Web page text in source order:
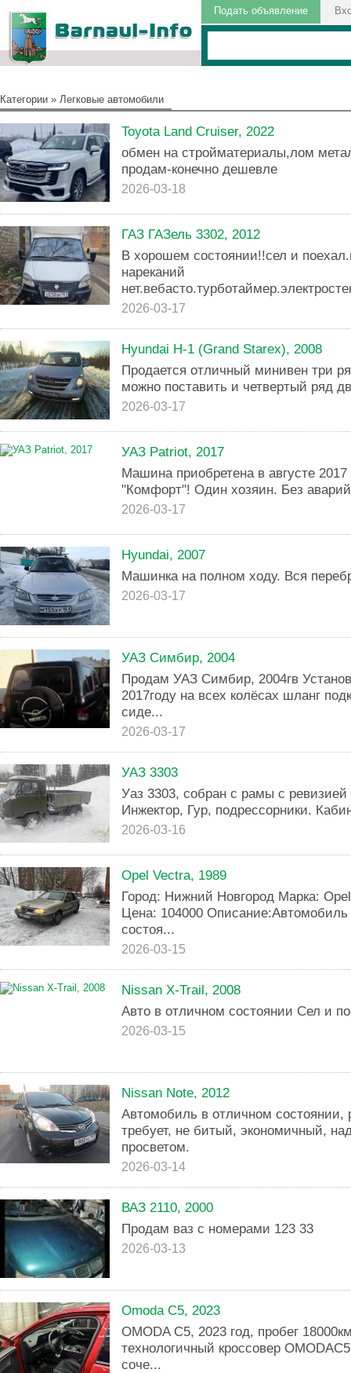
Подать объявление
Категории » Легковые автомобили
Toyota Land Cruiser, 2022
обмен на стройматериалы,лом
продам-конечно дешевле
2026-03-18
ГАЗ ГАЗель 3302, 2012
В хорошем состоянии!!сел и
нареканий
2026-03-17
Hyundai H-1 (Grand Starex), 2008
Продается отличный минивен три
можно поставить и четвертый ряд
2026-03-17
УАЗ Patriot, 2017
Машина приобретена в августе
"Комфорт"! Один хозяин. Без
2026-03-17
Hyundai, 2007
Машинка на полном ходу. Вся
2026-03-17
УАЗ Симбир, 2004
Продам УАЗ Симбир, 2004гв
2017году на всех колёсах шланг
сиде...
2026-03-17
УАЗ 3303
Уаз 3303, собран с рамы с ревизией
Инжектор, Гур, подрессорники.
2026-03-16
Opel Vectra, 1989
Город: Нижний Новгород Марка:
Цена: 104000
состоя...
2026-03-15
Nissan X-Trail, 2008
Авто в отличном состоянии Сел и
2026-03-15
Nissan Note, 2012
Автомобиль в отличном состоянии,
требует, не битый, экономичный,
просветом.
2026-03-14
ВАЗ 2110, 2000
Продам ваз с номерами 123 33
2026-03-13
Omoda C5, 2023
OMODA C5, 2023 год, пробег
технологичный кроссовер
соче...